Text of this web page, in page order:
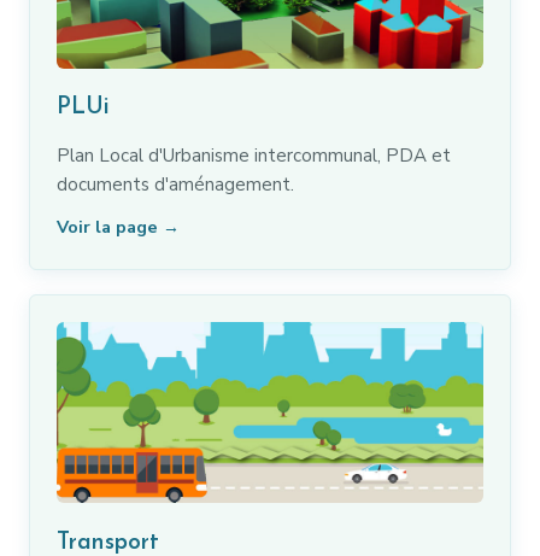
PLUi
Plan Local d'Urbanisme intercommunal, PDA et
documents d'aménagement.
Voir la page →
Transport